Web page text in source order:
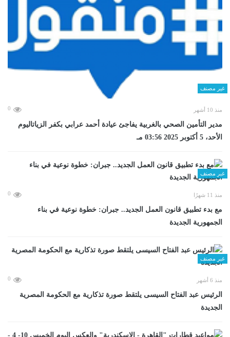
غير مصنف
منذ 10 أشهر 0
مدير التأمين الصحي بالغربية يفاجئ عيادة أحمد عرابي بكفر الزياتاليوم
الأحد، 5 أكتوبر 2025 03:56 مـ
غير مصنف
منذ 11 شهرًا 0
مع بدء تطبيق قانون العمل الجديد.. جبران: خطوة نوعية في بناء
الجمهورية الجديدة
غير مصنف
منذ 6 أشهر 0
الرئيس عبد الفتاح السيسى يلتقط صورة تذكارية مع الحكومة المصرية
الجديدة